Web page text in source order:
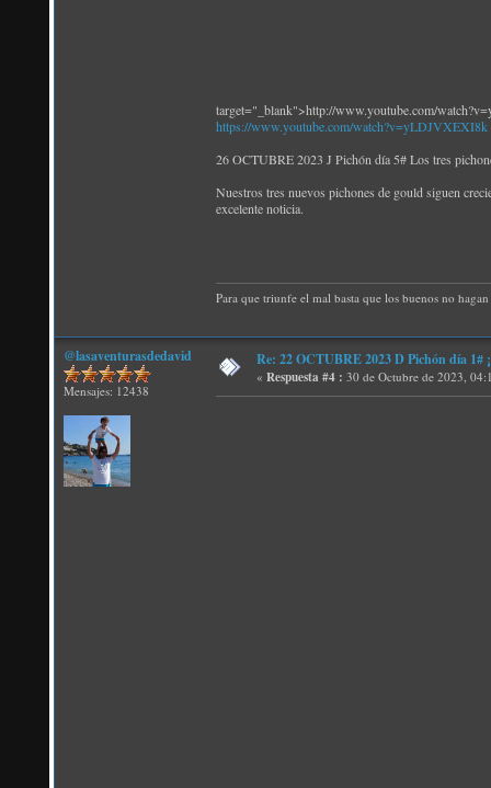
target="_blank">http://www.youtube.com/
https://www.youtube.com/watch?v=yLDJVXEXI8k
26 OCTUBRE 2023 J Pichón día 5# Los tres
Nuestros tres nuevos pichones de gould siguen
excelente noticia.
Para que triunfe el mal basta que los buenos no
@lasaventurasdedavid
Mensajes: 12438
Re: 22 OCTUBRE 2023 D Pichón día
« Respuesta #4 : 30 de Octubre de 2023,